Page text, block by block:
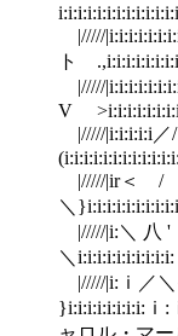
|/////
ト
|/////
V
|/////
|/////
＼
|/////|i:
＼i:i:i:i:i:i:i:i:i:i:
|/////|i:
}i:i:i:i:i:i:i:i: